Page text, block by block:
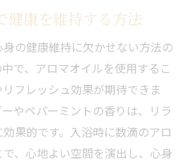
健康を維持する方法
の健康維持に欠かせない方法の
で、アロマオイルを使用するこ
フレッシュ効果が期待できま
やペパーミントの香りは、リラ
果的です。入浴時に数滴のアロ
、心地よい空間を演出し、心身